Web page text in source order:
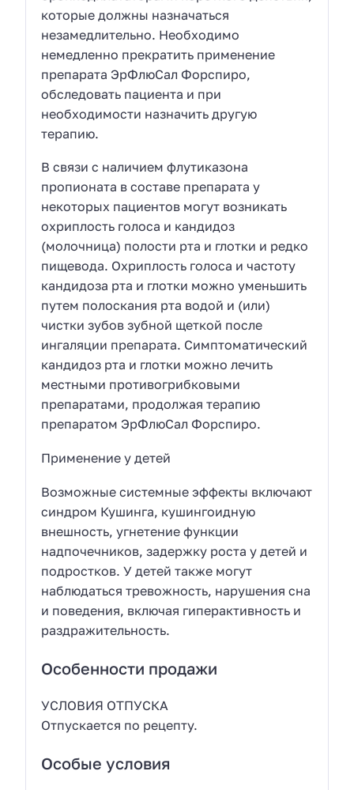
которые должны назначаться
незамедлительно. Необходимо
немедленно прекратить применение
препарата ЭрФлюСал Форспиро,
обследовать пациента и при
необходимости назначить другую
терапию.
В связи с наличием флутиказона
пропионата в составе препарата у
некоторых пациентов могут возникать
охриплость голоса и кандидоз
(молочница) полости рта и глотки и редко
пищевода. Охриплость голоса и частоту
кандидоза рта и глотки можно уменьшить
путем полоскания рта водой и (или)
чистки зубов зубной щеткой после
ингаляции препарата. Симптоматический
кандидоз рта и глотки можно лечить
местными противогрибковыми
препаратами, продолжая терапию
препаратом ЭрФлюСал Форспиро.
Применение у детей
Возможные системные эффекты включают
синдром Кушинга, кушингоидную
внешность, угнетение функции
надпочечников, задержку роста у детей и
подростков. У детей также могут
наблюдаться тревожность, нарушения сна
и поведения, включая гиперактивность и
раздражительность.
Особенности продажи
УСЛОВИЯ ОТПУСКА
Отпускается по рецепту.
Особые условия